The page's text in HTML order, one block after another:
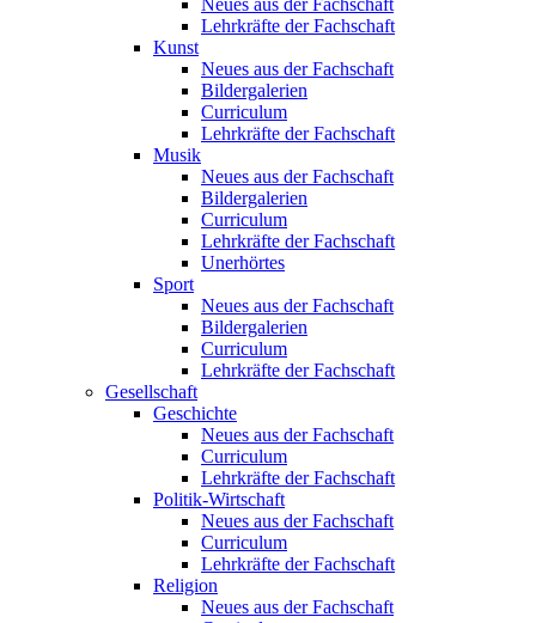
Neues aus der Fachschaft
Lehrkräfte der Fachschaft
Kunst
Neues aus der Fachschaft
Bildergalerien
Curriculum
Lehrkräfte der Fachschaft
Musik
Neues aus der Fachschaft
Bildergalerien
Curriculum
Lehrkräfte der Fachschaft
Unerhörtes
Sport
Neues aus der Fachschaft
Bildergalerien
Curriculum
Lehrkräfte der Fachschaft
Gesellschaft
Geschichte
Neues aus der Fachschaft
Curriculum
Lehrkräfte der Fachschaft
Politik-Wirtschaft
Neues aus der Fachschaft
Curriculum
Lehrkräfte der Fachschaft
Religion
Neues aus der Fachschaft